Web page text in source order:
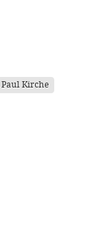
Paul Kirche